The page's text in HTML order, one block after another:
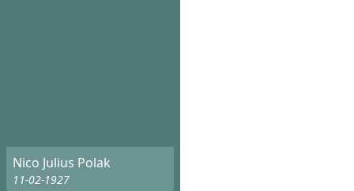
Nico Julius Polak
11-02-1927